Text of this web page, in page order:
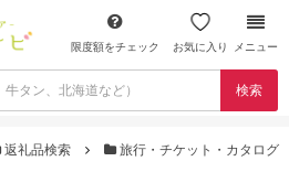
限度額をチェック お気に入り メニュー
検索
返礼品検索 旅行・チケット・カタログ